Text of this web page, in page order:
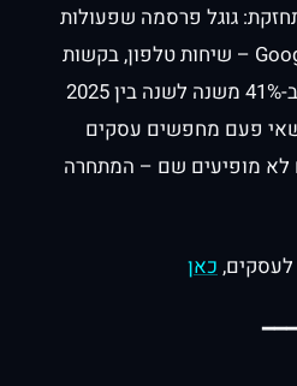
רק מתחזקת: גוגל פרסמה שפעולות
מתוך Google Business Profile – שיחות טלפון, בקשות
ניווט, ביקורים באתר – עלו ב-41% משנה לשנה בין 2025
שאי פעם מחפשים עסקים
לא מופיעים שם – המתחרה
לעסקים, כאן